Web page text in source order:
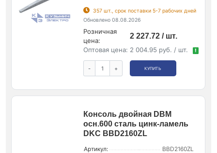
357 шт., срок поставки 5-7 рабочих дней
Обновлено 08.08.2026
Розничная
цена:
2 227.72 / шт.
Оптовая цена: 2 004.95 руб. / шт. !
- + КУПИТЬ
Консоль двойная DBM
осн.600 сталь цинк-ламель
DKC BBD2160ZL
Артикул:
BBD2160ZL